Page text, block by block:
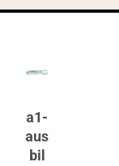
a1-
aus
bil